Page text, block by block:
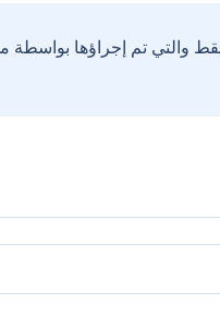
والتي تم إجراؤها